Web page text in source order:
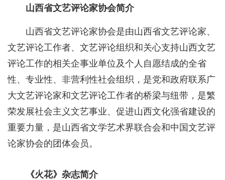
山西省文艺评论家协会简介
山西省文艺评论家协会是由山西省文艺评论家、
文艺评论工作者、文艺评论组织和关心支持山西文艺
评论工作的相关企事业单位及个人自愿结成的全省
性、专业性、非营利性社会组织，是党和政府联系广
大文艺评论家和文艺评论工作者的桥梁与纽带，是繁
荣发展社会主义文艺事业、促进山西文化强省建设的
重要力量，是山西省文学艺术界联合会和中国文艺评
论家协会的团体会员。
《火花》杂志简介